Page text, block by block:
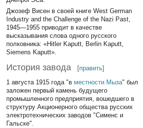
Джозеф Висен в своей книге West German
Industry and the Challenge of the Nazi Past,
1945—1955 приводит в качестве
высказывания слова одного русского
полковника: «Hitler Kaputt, Berlin Kaputt,
Siemens Kaputt».
История завода [править]
1 августа 1915 года "в местности Мыза" был
заложен первый камень будущего
промышленного предприятия, вошедшего в
структуру Акционерного общества русских
электротехнических заводов "Сименс и
Гальске".